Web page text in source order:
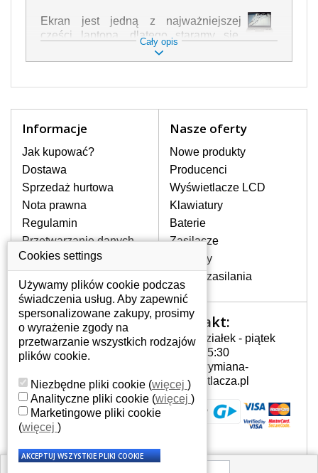
Ekran jest jedną z najważniejszej
części laptopa, dlatego staramy się,
żeby był jak najwyższej jakości. Służy
on do wyświetlania tekstu lub obrazu w
z nim z jak największą ostrożnością. Do
zaliczyć uszkodzenia mechaniczne np.
rozbity lub pęknięty ekran, następnie
pojawiające się pionowe pasy, ciemny
ekran, migotanie lub nierównomierną
jasność ekranu.
NAJWYŻSZEJ JAKOŚCI!
W naszym magazynie przez
cały okres gwarancji posiadamy
wyłącznie wysokiej jakości
oryginalne matryce klasy A+ bez
wadliwych pikseli.
JAK WYBRAĆ ODPOWIEDNI EKRAN
DO LAPTOPA HP G62-B00SA?
Odpowiedni ekran można dobrać do
konkretnego modelu laptopa, którego
oznaczenie można znaleźć na naklejce
na spodzie laptopa lub pod baterią, bywa
również umieszczone na ramkach lub
pęknięty ekran został zdemontowany, w
Cały opis
Informacje
Jak kupować?
Dostawa
Sprzedaż hurtowa
Nota prawna
Regulamin
Przetwarzanie danych
osobowych
Gdzie nas znajdziesz
Nasze oferty
Nowe produkty
Producenci
Wyświetlacze LCD
Klawiatury
Baterie
Zasilacze
Zawiasy
Złącza zasilania
Twoje konto
Twoje konto
Dane osobowe
Adresy
Historia zamówień
Kontakt:
Poniedziałek - piątek
7:00 - 15:30
info@wymiana-
wyswietlacza.pl
Cookies settings
Używamy plików cookie podczas
świadczenia usług. Aby zapewnić
spersonalizowane zakupy, prosimy
o wyrażenie zgody na
przetwarzanie wszystkich rodzajów
plików cookie.
Niezbędne pliki cookie (więcej )
Analityczne pliki cookie (więcej )
Marketingowe pliki cookie
(więcej )